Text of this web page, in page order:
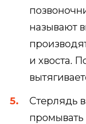
называют
и хвоста.
Стерлядь